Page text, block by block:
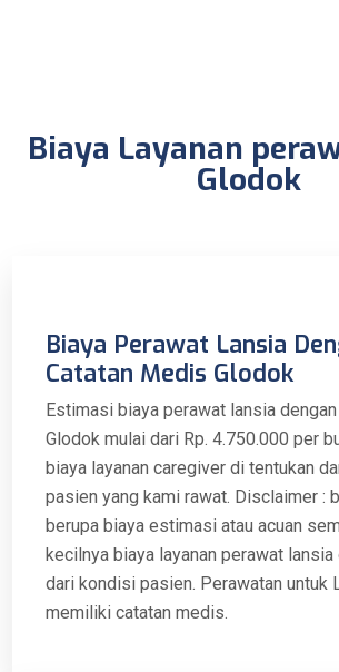
Biaya Layanan
Glodok
Biaya Perawat Lansia
Catatan Medis Glodok
Estimasi biaya perawat lansia
Glodok mulai dari Rp. 4.750.000 per
biaya layanan caregiver di tentukan
pasien yang kami rawat. Disclaimer :
berupa biaya estimasi atau acuan
kecilnya biaya layanan perawat lansia
dari kondisi pasien. Perawatan untuk
memiliki catatan medis.